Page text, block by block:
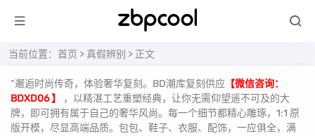
当前位置： 首页 > 真假辨别 > 正文
“邂逅时尚传奇，体验奢华复刻。BD潮库复刻供应 【微信咨询：
BDXD06 】
，以精湛工艺重塑经典，让你无需仰望遥不可及的大
牌，即可拥有属于自己的奢华风尚。每一个细节都精心雕琢，1:1 原
版开模，尽显高端品质。包包、鞋子、衣服、配饰，一应俱全，满